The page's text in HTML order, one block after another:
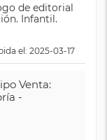
de editorial
Infantil.
el: 2025-03-17
Venta:
-